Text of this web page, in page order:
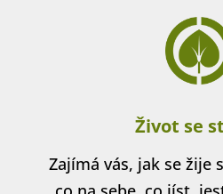
Život se
Zajímá vás, jak se žije